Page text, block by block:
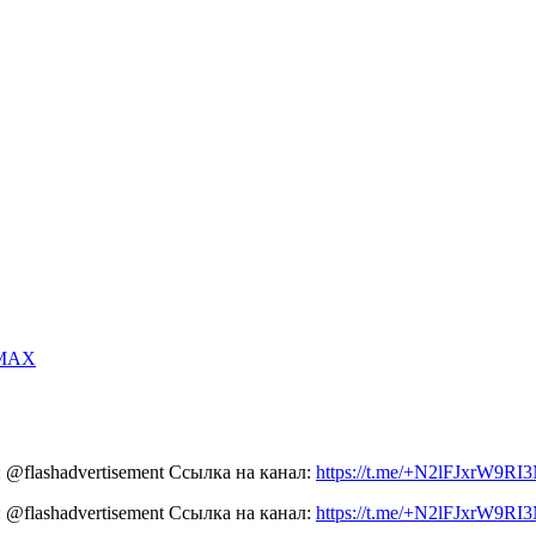
Ссылка на канал: https://t.me/
Ссылка на канал: https://t.me/